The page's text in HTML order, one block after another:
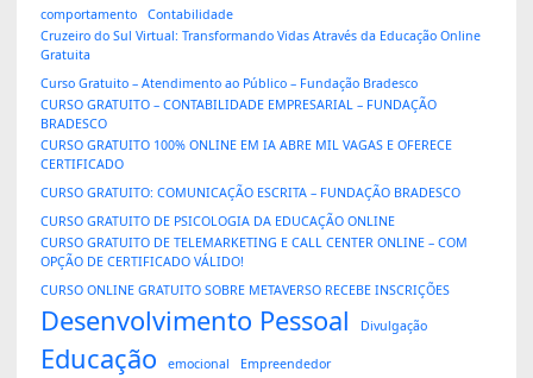
comportamento
Contabilidade
Cruzeiro do Sul Virtual: Transformando Vidas Através da Educação Online
Gratuita
Curso Gratuito – Atendimento ao Público – Fundação Bradesco
CURSO GRATUITO – CONTABILIDADE EMPRESARIAL – FUNDAÇÃO
BRADESCO
CURSO GRATUITO 100% ONLINE EM IA ABRE MIL VAGAS E OFERECE
CERTIFICADO
CURSO GRATUITO: COMUNICAÇÃO ESCRITA – FUNDAÇÃO BRADESCO
CURSO GRATUITO DE PSICOLOGIA DA EDUCAÇÃO ONLINE
CURSO GRATUITO DE TELEMARKETING E CALL CENTER ONLINE – COM
OPÇÃO DE CERTIFICADO VÁLIDO!
CURSO ONLINE GRATUITO SOBRE METAVERSO RECEBE INSCRIÇÕES
Desenvolvimento Pessoal Divulgação
Educação emocional
Empreendedor